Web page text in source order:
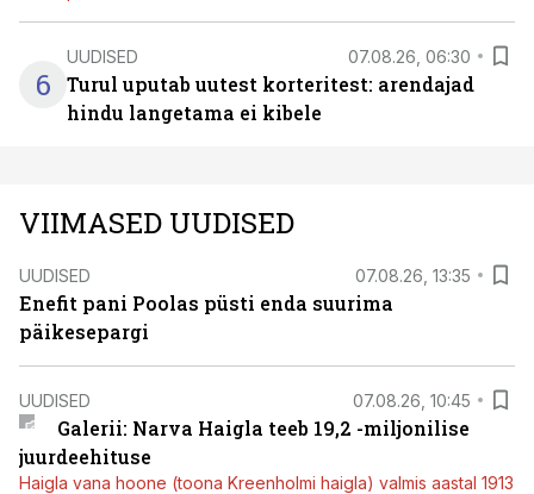
6
UUDISED 07.08.26, 06:30
Turul uputab uutest korteritest: arendajad
hindu langetama ei kibele
VIIMASED UUDISED
UUDISED 07.08.26, 13:35
Enefit pani Poolas püsti enda suurima
päikesepargi
UUDISED 07.08.26, 10:45
Galerii: Narva Haigla teeb 19,2 -miljonilise
juurdeehituse
Haigla vana hoone (toona Kreenholmi haigla) valmis aastal 1913